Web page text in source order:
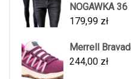
NOGAWKA 36
179,99 zł
Merrell
244,00 zł